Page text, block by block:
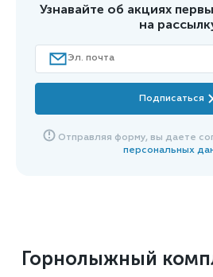
Узнавайте об акциях
на
Подписаться
Отправляя форму, вы даете
персональных
Горнолыжный